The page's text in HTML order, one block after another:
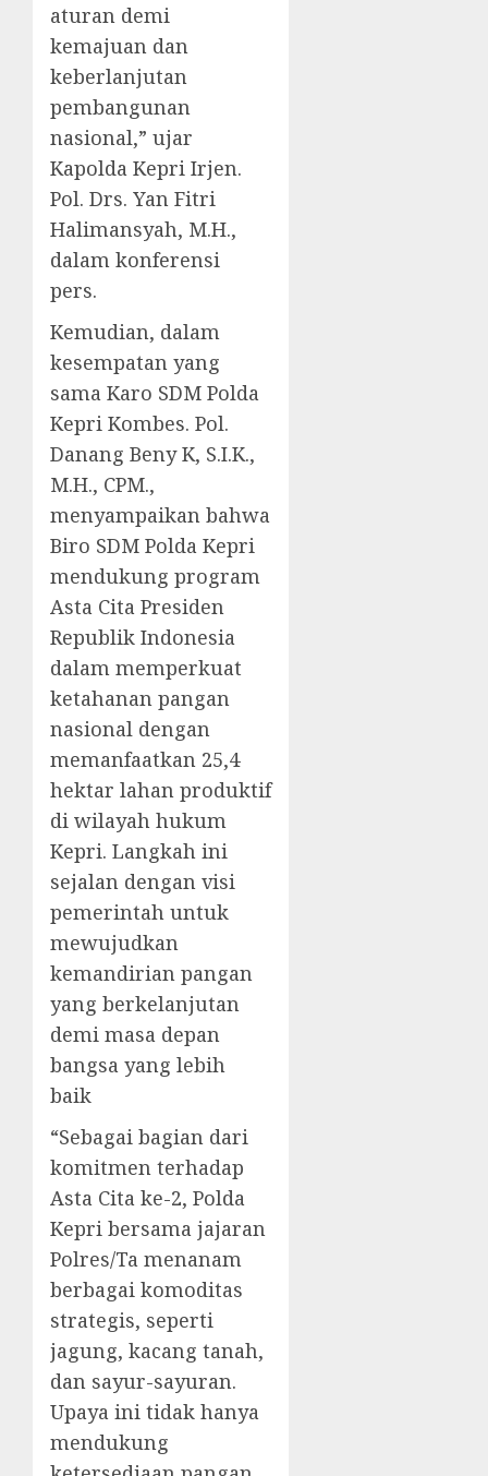
aturan demi
kemajuan dan
keberlanjutan
pembangunan
nasional,” ujar
Kapolda Kepri Irjen.
Pol. Drs. Yan Fitri
Halimansyah, M.H.,
dalam konferensi
pers.
Kemudian, dalam
kesempatan yang
sama Karo SDM Polda
Kepri Kombes. Pol.
Danang Beny K, S.I.K.,
M.H., CPM.,
menyampaikan bahwa
Biro SDM Polda Kepri
mendukung program
Asta Cita Presiden
Republik Indonesia
dalam memperkuat
ketahanan pangan
nasional dengan
memanfaatkan 25,4
hektar lahan produktif
di wilayah hukum
Kepri. Langkah ini
sejalan dengan visi
pemerintah untuk
mewujudkan
kemandirian pangan
yang berkelanjutan
demi masa depan
bangsa yang lebih
baik
“Sebagai bagian dari
komitmen terhadap
Asta Cita ke-2, Polda
Kepri bersama jajaran
Polres/Ta menanam
berbagai komoditas
strategis, seperti
jagung, kacang tanah,
dan sayur-sayuran.
Upaya ini tidak hanya
mendukung